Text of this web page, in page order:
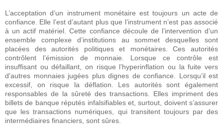
L’acceptation d’un instrument monétaire est toujours un acte de
confiance. Elle l’est d’autant plus que l’instrument n’est pas associé
à un actif matériel. Cette confiance découle de l’intervention d’un
ensemble complexe d’institutions au sommet desquelles sont
placées des autorités politiques et monétaires. Ces autorités
contrôlent l’émission de monnaie. Lorsque ce contrôle est
insuffisant ou défaillant, on risque l’hyperinflation ou la fuite vers
d'autres monnaies jugées plus dignes de confiance. Lorsqu’il est
excessif, on risque la déflation. Les autorités sont également
responsables de la sûreté des transactions. Elles impriment des
billets de banque réputés infalsifiables et, surtout, doivent s’assurer
que les transactions numériques, qui transitent toujours par des
intermédiaires financiers, sont sûres.